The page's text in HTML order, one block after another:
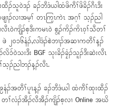
ထီၣ်သူဝဲဒၣ် ခၣ်ဘီဒံယါထံဖိကီၢ်ဖိခိၣ်ဂီၤဒီး
ၣ်လၢအမ့ၢ် တၤကြ့ၤကဲၤ အဂ့ၢ် သ့ၣ်ညါ
ဝဲကျိၣ်စ့ဒီးကမၤဝဲ စွ့ၣ်ကိၣ်ကိၤဝ့ၢ်သီတၢ်
၀၁၆နံၣ်,လါဒံၣ်စဲဘၢၣ်အဆၢကတီၢ်န့ၣ်
သးဒီး BGF သုးခိၣ်ခၠံၣ်သူၣ်ဒီးဆဲးလီၤ
သ့ၣ်ညါဘၣ်န့ၣ်လီၤ.
ၣ်အတီၢ်ပူၤန့ၣ် ခၣ်ဘီဒံယါ ထံကီၢ်ထုးထီၣ်
ၢ်လံၣ်အီၣ်လီအီၣ်ကျိၣ်စ့လၢ Online အဃိ